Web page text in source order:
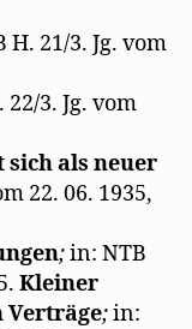
H. 21/3. Jg. vom
3. Jg. vom
als neuer
22. 06. 1935,
;in: NTB
Kleiner
Verträge;in: